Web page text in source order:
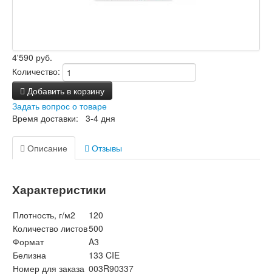
4'590 руб.
Количество:
Добавить в корзину
Задать вопрос о товаре
Время доставки: 3-4 дня
Описание Отзывы
Характеристики
Плотность, г/м2
120
Количество листов500
Формат
A3
Белизна
133 CIE
Номер для заказа 003R90337